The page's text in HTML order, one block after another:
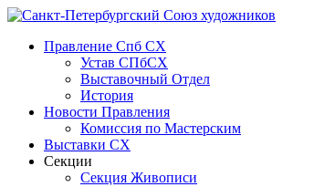
Правление Спб СХ
Устав СПбСХ
Выставочный Отдел
История
Новости Правления
Комиссия по Мастерским
Выставки СХ
Секции
Секция Живописи